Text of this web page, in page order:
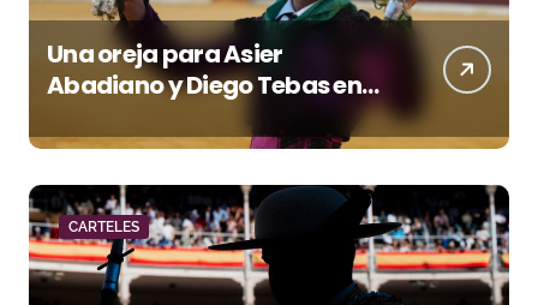
Una oreja para Asier
Abadiano y Diego Tebas en
una apertura de la Albahaca
marcada por el buen juego
de Los Maños
CARTELES